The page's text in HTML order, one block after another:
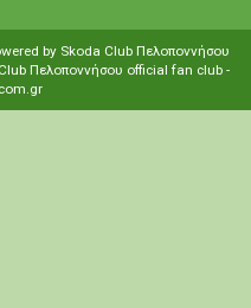
by Skoda Club Πελοποννήσου
Πελοποννήσου οfficial fan club -